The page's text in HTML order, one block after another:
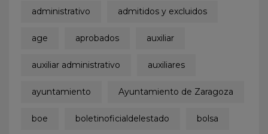
administrativo admitidos y excluidos
age aprobados auxiliar
auxiliar administrativo auxiliares
ayuntamiento Ayuntamiento de Zaragoza
boe boletinoficialdelestado bolsa